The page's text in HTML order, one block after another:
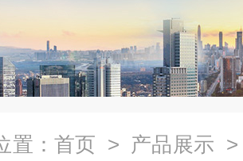
置： 首页 > 产品展示